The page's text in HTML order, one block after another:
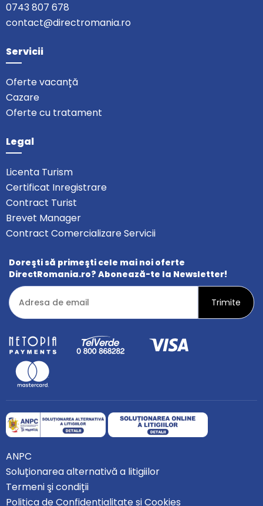
0743 807 678
contact@directromania.ro
Servicii
Oferte vacanță
Cazare
Oferte cu tratament
Legal
Licenta Turism
Certificat Inregistrare
Contract Turist
Brevet Manager
Contract Comercializare Servicii
Doreşti să primeşti cele mai noi oferte
DirectRomania.ro? Abonează-te la Newsletter!
ANPC
Soluționarea alternativă a litigiilor
Termeni şi condiții
Politica de Confidențialitate și Cookies